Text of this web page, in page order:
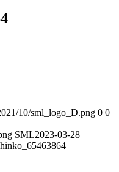
10/sml_logo_D.png 0 0
SML2023-03-28